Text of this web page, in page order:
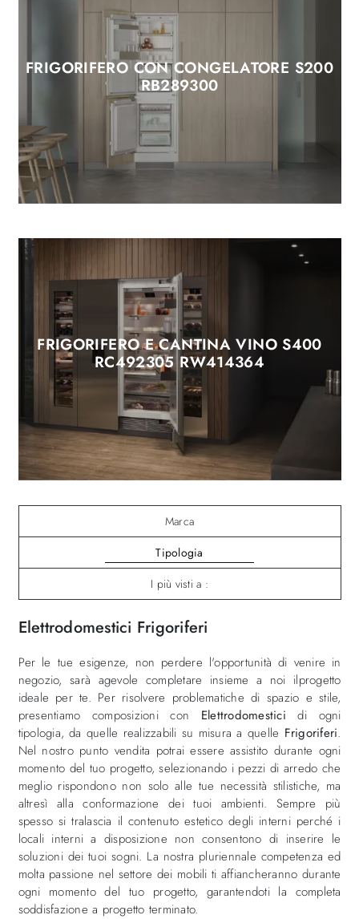
FRIGORIFERO CON CONGELATORE S200
RB289300
FRIGORIFERO E CANTINA VINO S400
RC492305 RW414364
Marca
Tipologia
I più visti a :
Elettrodomestici Frigoriferi
Per le tue esigenze, non perdere l'opportunità di venire in
negozio, sarà agevole completare insieme a noi ilprogetto
ideale per te. Per risolvere problematiche di spazio e stile,
presentiamo composizioni con Elettrodomestici di ogni
tipologia, da quelle realizzabili su misura a quelle Frigoriferi.
Nel nostro punto vendita potrai essere assistito durante ogni
momento del tuo progetto, selezionando i pezzi di arredo che
meglio rispondono non solo alle tue necessità stilistiche, ma
altresì alla conformazione dei tuoi ambienti. Sempre più
spesso si tralascia il contenuto estetico degli interni perché i
locali interni a disposizione non consentono di inserire le
soluzioni dei tuoi sogni. La nostra pluriennale competenza ed
molta passione nel settore dei mobili ti affiancheranno durante
ogni momento del tuo progetto, garantendoti la completa
soddisfazione a progetto terminato.